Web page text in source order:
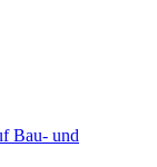
Bau- und